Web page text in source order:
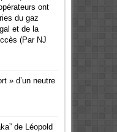
ont
du gaz
et de la
(Par NJ
» d’un neutre
de Léopold